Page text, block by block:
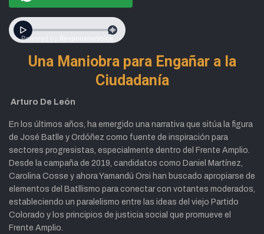
Una Maniobra para Engañar a la
Ciudadanía
Arturo De León
En los últimos años, ha emergido una narrativa que sitúa la figura
de José Batlle y Ordóñez como fuente de inspiración para
sectores progresistas, especialmente dentro del Frente Amplio.
Desde la campaña de 2019, candidatos como Daniel Martínez,
Carolina Cosse y ahora Yamandú Orsi han buscado apropiarse de
elementos del Batllismo para conectar con votantes moderados,
estableciendo un paralelismo entre las ideas del viejo Partido
Colorado y los principios de justicia social que promueve el
Frente Amplio.